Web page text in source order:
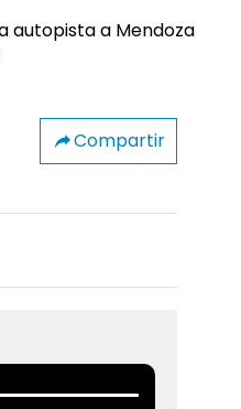
Compartir